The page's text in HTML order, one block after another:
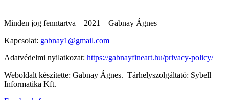
Minden jog fenntartva – 2021 – Gabnay Ágnes
Kapcsolat: gabnay1@gmail.com
Adatvédelmi nyilatkozat: https://gabnayfineart.hu/privacy-policy/
Weboldalt készítette: Gabnay Ágnes. Tárhelyszolgáltató: Sybell
Informatika Kft.